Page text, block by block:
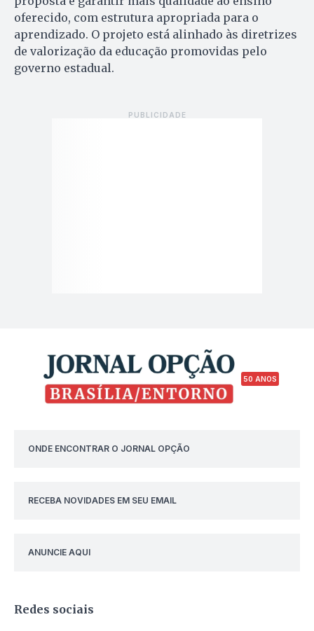
oferecido, com estrutura apropriada para o
aprendizado. O projeto está alinhado às diretrizes
de valorização da educação promovidas pelo
governo estadual.
50 ANOS
ONDE ENCONTRAR O JORNAL OPÇÃO
RECEBA NOVIDADES EM SEU EMAIL
ANUNCIE AQUI
Redes sociais